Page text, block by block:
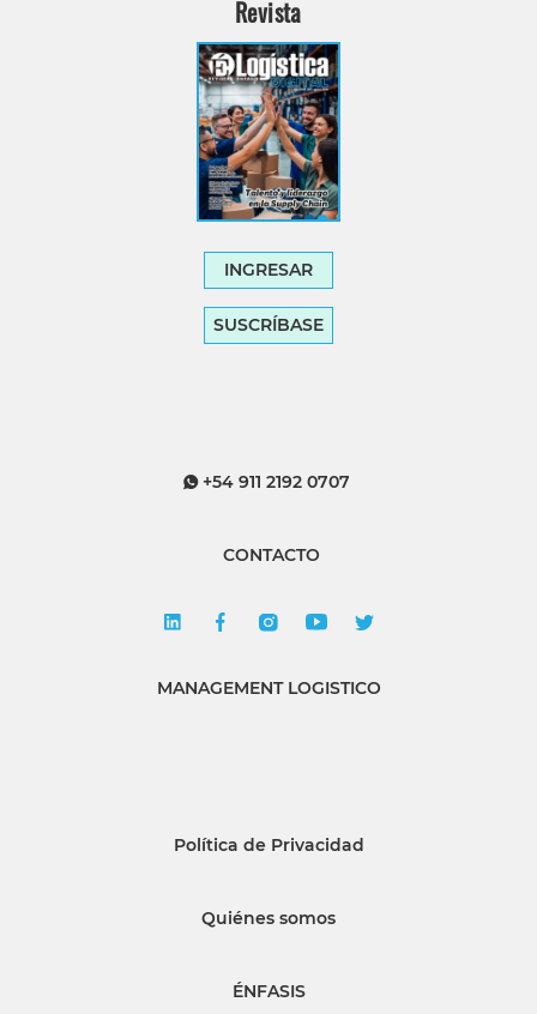
Revista
INGRESAR
SUSCRÍBASE
+54 911 2192 0707
CONTACTO
MANAGEMENT LOGISTICO
Política de Privacidad
Quiénes somos
ÉNFASIS